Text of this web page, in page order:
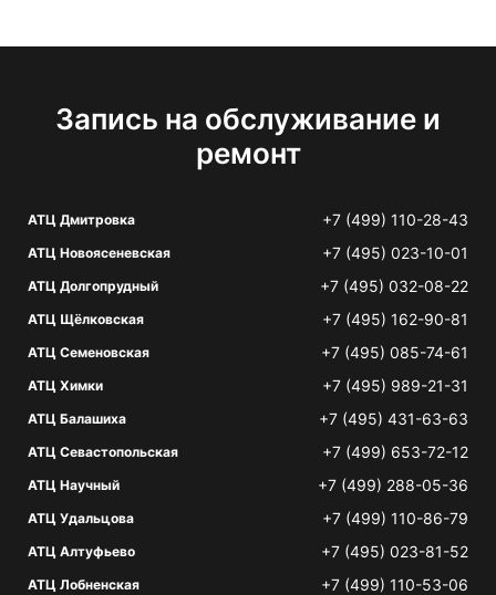
Запись на обслуживание и
ремонт
АТЦ Дмитровка +7 (499) 110-28-43
АТЦ Новоясеневская +7 (495) 023-10-01
АТЦ Долгопрудный +7 (495) 032-08-22
АТЦ Щёлковская +7 (495) 162-90-81
АТЦ Семеновская +7 (495) 085-74-61
АТЦ Химки +7 (495) 989-21-31
АТЦ Балашиха +7 (495) 431-63-63
АТЦ Севастопольская +7 (499) 653-72-12
АТЦ Научный +7 (499) 288-05-36
АТЦ Удальцова +7 (499) 110-86-79
АТЦ Алтуфьево +7 (495) 023-81-52
АТЦ Лобненская +7 (499) 110-53-06